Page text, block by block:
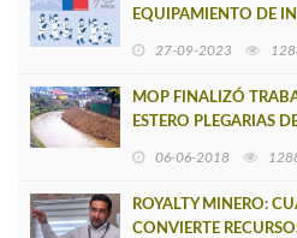
EQUIPAMIENTO DE
27-09-2023
MOP FINALIZÓ
ESTERO PLEGARIAS
06-06-2018
ROYALTY MINERO:
CONVIERTE